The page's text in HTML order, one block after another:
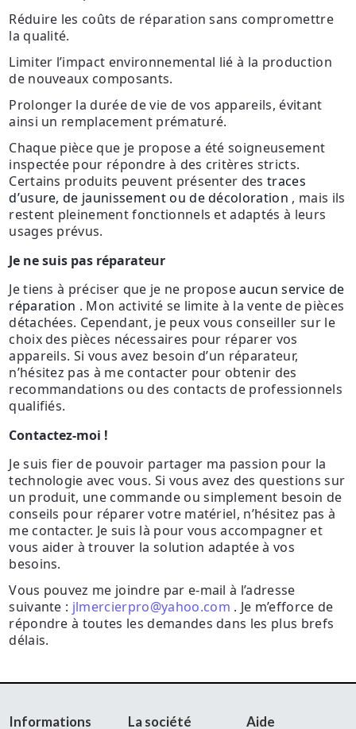
Réduire les coûts de réparation sans compromettre
la qualité.
Limiter l’impact environnemental lié à la production
de nouveaux composants.
Prolonger la durée de vie de vos appareils, évitant
ainsi un remplacement prématuré.
Chaque pièce que je propose a été soigneusement
inspectée pour répondre à des critères stricts.
Certains produits peuvent présenter destraces
d’usure, de jaunissement ou de décoloration , mais ils
restent pleinement fonctionnels et adaptés à leurs
usages prévus.
Je ne suis pas réparateur
Je tiens à préciser que je ne proposeaucun service de
réparation . Mon activité se limite à la vente de pièces
détachées. Cependant, je peux vous conseiller sur le
choix des pièces nécessaires pour réparer vos
appareils. Si vous avez besoin d’un réparateur,
n’hésitez pas à me contacter pour obtenir des
recommandations ou des contacts de professionnels
qualifiés.
Contactez-moi !
Je suis fier de pouvoir partager ma passion pour la
technologie avec vous. Si vous avez des questions sur
un produit, une commande ou simplement besoin de
conseils pour réparer votre matériel, n’hésitez pas à
me contacter. Je suis là pour vous accompagner et
vous aider à trouver la solution adaptée à vos
besoins.
Vous pouvez me joindre par e-mail à l’adresse
suivante : jlmercierpro@yahoo.com . Je m’efforce de
répondre à toutes les demandes dans les plus brefs
délais.
Informations La société Aide